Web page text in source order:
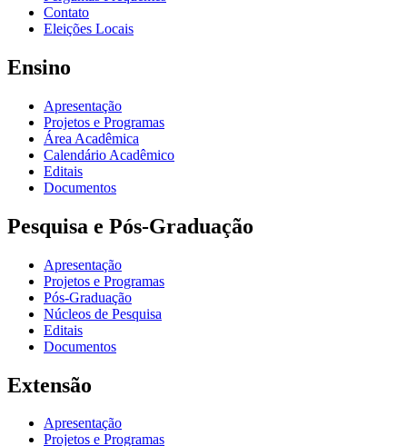
Contato
Eleições Locais
Ensino
Apresentação
Projetos e Programas
Área Acadêmica
Calendário Acadêmico
Editais
Documentos
Pesquisa e Pós-Graduação
Apresentação
Projetos e Programas
Pós-Graduação
Núcleos de Pesquisa
Editais
Documentos
Extensão
Apresentação
Projetos e Programas